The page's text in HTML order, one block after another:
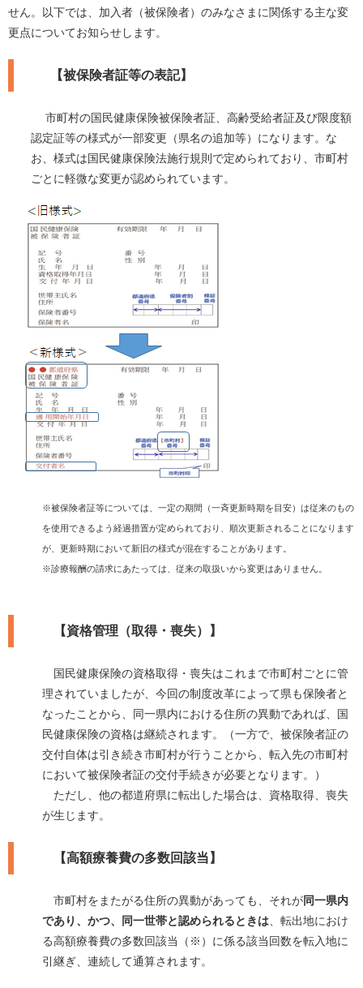
せん。以下では、加入者（被保険者）のみなさまに関係する主な変
更点についてお知らせします。
【被保険者証等の表記】
市町村の国民健康保険被保険者証、高齢受給者証及び限度額
認定証等の様式が一部変更（県名の追加等）になります。な
お、様式は国民健康保険法施行規則で定められており、市町村
ごとに軽微な変更が認められています。
※被保険者証等については、一定の期間（一斉更新時期を目安）は従来のもの
を使用できるよう経過措置が定められており、順次更新されることになります
が、更新時期において新旧の様式が混在することがあります。
※診療報酬の請求にあたっては、従来の取扱いから変更はありません。
【資格管理（取得・喪失）】
国民健康保険の資格取得・喪失はこれまで市町村ごとに管
理されていましたが、今回の制度改革によって県も保険者と
なったことから、同一県内における住所の異動であれば、国
民健康保険の資格は継続されます。（一方で、被保険者証の
交付自体は引き続き市町村が行うことから、転入先の市町村
において被保険者証の交付手続きが必要となります。）
ただし、他の都道府県に転出した場合は、資格取得、喪失
が生じます。
【高額療養費の多数回該当】
市町村をまたがる住所の異動があっても、それが同一県内
であり、かつ、同一世帯と認められるときは 、転出地におけ
る高額療養費の多数回該当（※）に係る該当回数を転入地に
引継ぎ、連続して通算されます。